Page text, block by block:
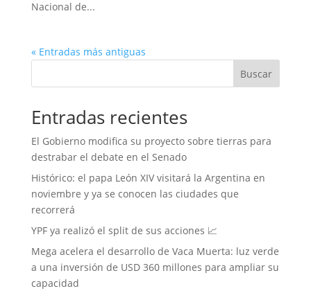
Nacional de...
« Entradas más antiguas
Buscar
Entradas recientes
El Gobierno modifica su proyecto sobre tierras para
destrabar el debate en el Senado
Histórico: el papa León XIV visitará la Argentina en
noviembre y ya se conocen las ciudades que
recorrerá
YPF ya realizó el split de sus acciones 📈
Mega acelera el desarrollo de Vaca Muerta: luz verde
a una inversión de USD 360 millones para ampliar su
capacidad